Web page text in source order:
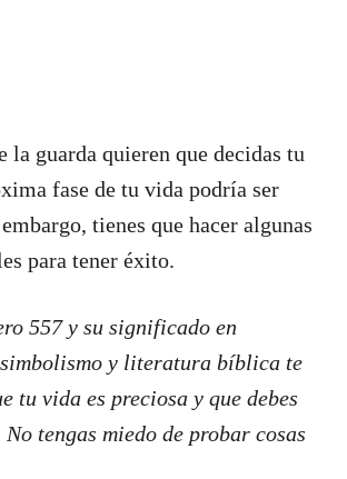
la guarda quieren que decidas tu
fase de tu vida podría ser
tienes que hacer algunas
para tener éxito.
557 y su significado en
y literatura bíblica te
tu vida es preciosa y que debes
tengas miedo de probar cosas